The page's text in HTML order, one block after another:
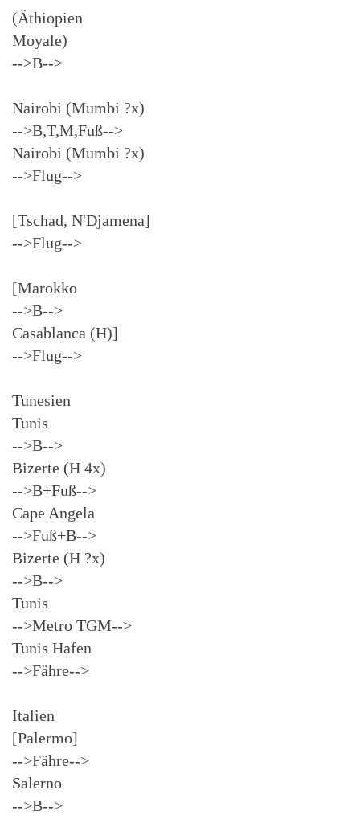
(Äthiopien
Moyale)
-->B-->
Nairobi (Mumbi ?x)
-->B,T,M,Fuß-->
Nairobi (Mumbi ?x)
-->Flug-->
[Tschad, N'Djamena]
-->Flug-->
[Marokko
-->B-->
Casablanca (H)]
-->Flug-->
Tunesien
Tunis
-->B-->
Bizerte (H 4x)
-->B+Fuß-->
Cape Angela
-->Fuß+B-->
Bizerte (H ?x)
-->B-->
Tunis
-->Metro TGM-->
Tunis Hafen
-->Fähre-->
Italien
[Palermo]
-->Fähre-->
Salerno
-->B-->